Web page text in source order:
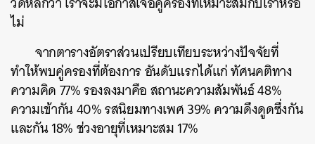
ไม่
จากตารางอัตราส่วนเปรียบเทียบระหว่างปัจจัยที่
ทำให้พบคู่ครองที่ต้องการ อันดับแรกได้แก่ ทัศนคติทาง
ความคิด 77% รองลงมาคือ สถานะความสัมพันธ์ 48%
ความเข้ากัน 40% รสนิยมทางเพศ 39% ความดึงดูดซึ่งกัน
และกัน 18% ช่วงอายุที่เหมาะสม 17%